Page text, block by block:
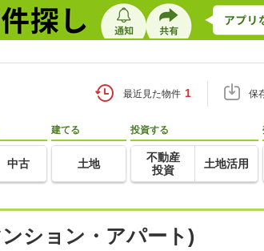
最近見た物件 1 保
中古
建てる
土地
投資する
不動産
投資
土地活用
ション・アパート)